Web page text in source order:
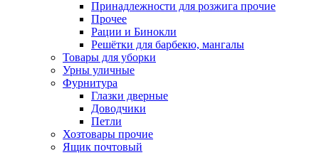
Принадлежности для розжига прочие
Прочее
Рации и Бинокли
Решётки для барбекю, мангалы
Товары для уборки
Урны уличные
Фурнитура
Глазки дверные
Доводчики
Петли
Хозтовары прочие
Ящик почтовый